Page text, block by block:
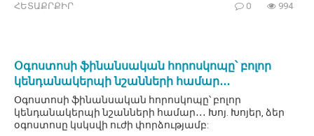
ՀԵՏԱՔՐՔԻՐ 0 994
Օգոստոսի ֆինանսական հորոսկոպը՝ բոլոր
կենդանակերպի նշանների համար․․․
Օգոստոսի ֆինանսական հորոսկոպը՝ բոլոր
կենդանակերպի նշանների համար․․․ Խոյ. Խոյեր, ձեր
օգոստոսը կսկսվի ուժի փորձությամբ: